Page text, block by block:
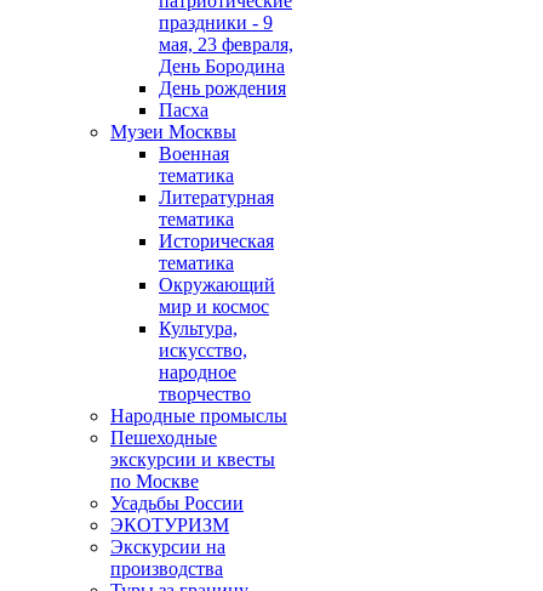
праздники - 9
мая, 23 февраля,
День Бородина
День рождения
Пасха
Музеи Москвы
Военная
тематика
Литературная
тематика
Историческая
тематика
Окружающий
мир и космос
Культура,
искусство,
народное
творчество
Народные промыслы
Пешеходные
экскурсии и квесты
по Москве
Усадьбы России
ЭКОТУРИЗМ
Экскурсии на
производства